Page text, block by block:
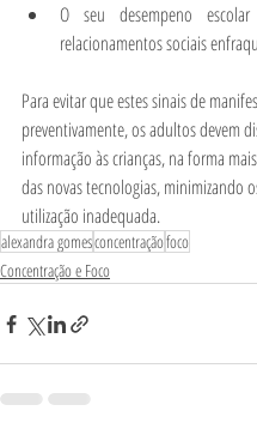
O seu desempeno
relacionamentos sociais
Para evitar que estes sinais de
preventivamente, os adultos devem
informação às crianças, na forma
das novas tecnologias, minimizando
utilização inadequada.
alexandra gomesconcentraçãofoco
Concentração e Foco